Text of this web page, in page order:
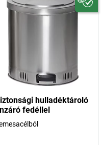
hulladéktároló
fedéllel